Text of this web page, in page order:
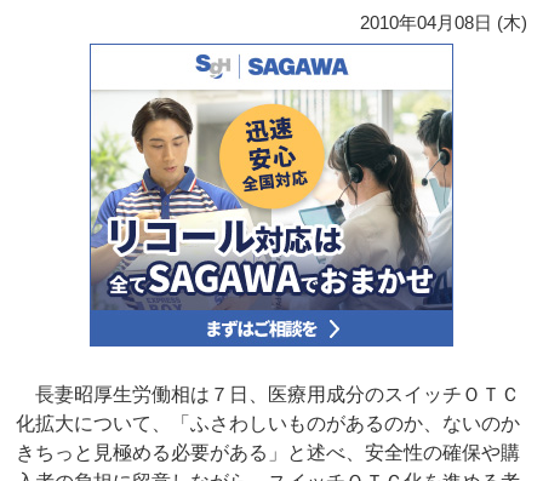
2010年04月08日 (木)
長妻昭厚生労働相は７日、医療用成分のスイッチＯＴＣ
化拡大について、「ふさわしいものがあるのか、ないのか
きちっと見極める必要がある」と述べ、安全性の確保や購